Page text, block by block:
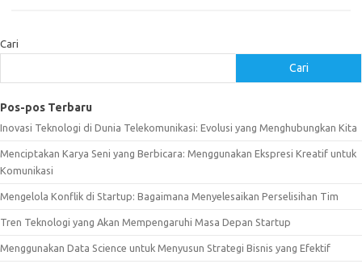
Cari
Cari
Pos-pos Terbaru
Inovasi Teknologi di Dunia Telekomunikasi: Evolusi yang Menghubungkan Kita
Menciptakan Karya Seni yang Berbicara: Menggunakan Ekspresi Kreatif untuk
Komunikasi
Mengelola Konflik di Startup: Bagaimana Menyelesaikan Perselisihan Tim
Tren Teknologi yang Akan Mempengaruhi Masa Depan Startup
Menggunakan Data Science untuk Menyusun Strategi Bisnis yang Efektif